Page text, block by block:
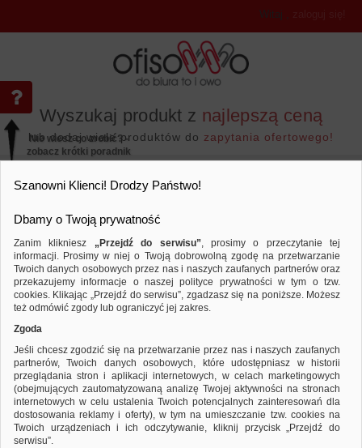
Wyszukaj produkt z najlepszą ceną
lub dodaj wiele produktów do zapytania ofertowego!
Witaj ,
Archiwizacja dokumentów
Segregatory
granatowy
Porównaj produkt: Segregator Q-CONNECT Hero, PP,
Nie wiesz co zrobić? -
zobacz krótki poradnik
Szanowni Klienci! Drodzy Państwo!
Dbamy o Twoją prywatność
Zanim klikniesz „Przejdź do serwisu”, prosimy o przeczytanie tej
informacji. Prosimy w niej o Twoją dobrowolną zgodę na przetwarzanie
Twoich danych osobowych przez nas i naszych zaufanych partnerów oraz
przekazujemy informacje o naszej polityce prywatności w tym o tzw.
cookies. Klikając „Przejdź do serwisu”, zgadzasz się na poniższe. Możesz
też odmówić zgody lub ograniczyć jej zakres.
Zgoda
Jeśli chcesz zgodzić się na przetwarzanie przez nas i naszych zaufanych
partnerów, Twoich danych osobowych, które udostępniasz w historii
przeglądania stron i aplikacji internetowych, w celach marketingowych
(obejmujących zautomatyzowaną analizę Twojej aktywności na stronach
internetowych w celu ustalenia Twoich potencjalnych zainteresowań dla
dostosowania reklamy i oferty), w tym na umieszczanie tzw. cookies na
Twoich urządzeniach i ich odczytywanie, kliknij przycisk „Przejdź do
serwisu”.